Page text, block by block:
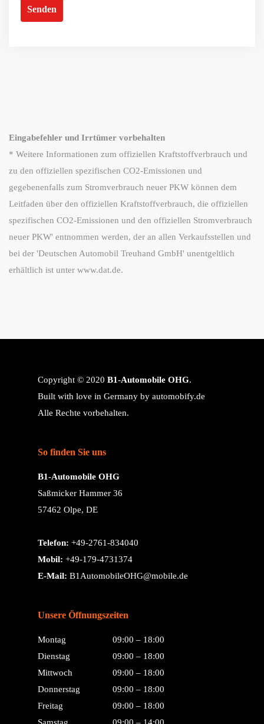
Eingabefehler und Irrtümer vorbehalten
* Weitere Informationen zum offiziellen Kraftstoffverbrauch und
zu den offiziellen spezifischen CO2-Emissionen und
gegebenenfalls zum Stromverbrauch neuer PKW können dem
Leitfaden über den offiziellen Kraftstoffverbrauch, die offiziellen
spezifischen CO2-Emissionen und den offiziellen Stromverbrauch
neuer PKW' entnommen werden, der an allen Verkaufsstellen und
bei der 'Deutschen Automobil Treuhand GmbH' unentgeltlich
erhältlich ist unter www.dat.de.
Copyright © 2020 B1-Automobile OHG.
Built with love in Germany by automobify.de
Alle Rechte vorbehalten.
So finden Sie uns
B1-Automobile OHG
Saßmicker Hammer 36
57462 Olpe, DE
Telefon: +49-2761-834040
Mobil: +49-179-4731374
E-Mail: B1AutomobileOHG@mobile.de
Unsere Öffnungszeiten
Montag
09:00 – 18:00
Dienstag
09:00 – 18:00
Mittwoch
09:00 – 18:00
Donnerstag
09:00 – 18:00
Freitag
09:00 – 18:00
Samstag
09:00 – 14:00